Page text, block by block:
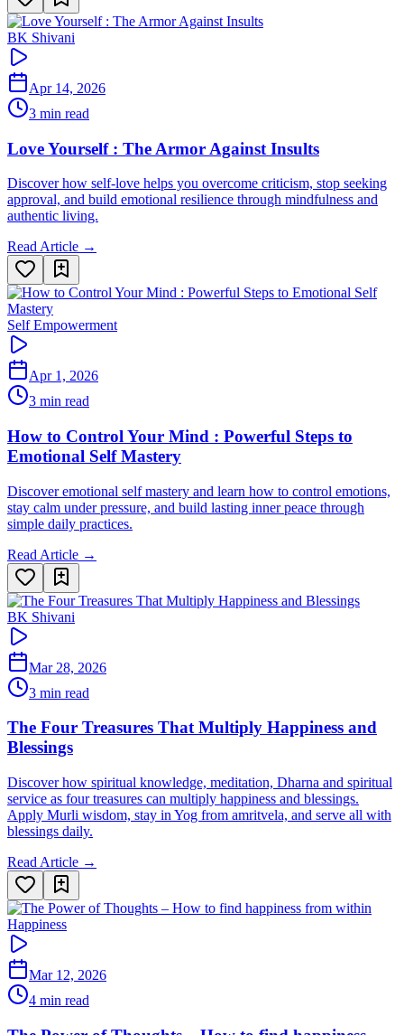
BK Shivani
Apr 14, 2026
3 min read
Love Yourself : The Armor Against Insults
Discover how self-love helps you overcome criticism, stop seeking
approval, and build emotional resilience through mindfulness and
authentic living.
Read Article →
Self Empowerment
Apr 1, 2026
3 min read
How to Control Your Mind : Powerful Steps to
Emotional Self Mastery
Discover emotional self mastery and learn how to control emotions,
stay calm under pressure, and build lasting inner peace through
simple daily practices.
Read Article →
BK Shivani
Mar 28, 2026
3 min read
The Four Treasures That Multiply Happiness and
Blessings
Discover how spiritual knowledge, meditation, Dharna and spiritual
service as four treasures can multiply happiness and blessings.
Apply Murli wisdom, stay in Yog from amritvela, and serve all with
blessings daily.
Read Article →
Happiness
Mar 12, 2026
4 min read